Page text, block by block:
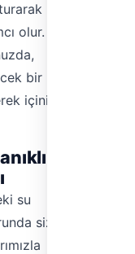
bu
olur. Acil
bir
içiniz
su
size